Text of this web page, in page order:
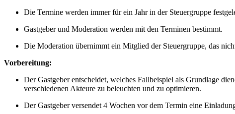
Die Termine werden immer für ein Jahr in der Steuergruppe
Gastgeber und Moderation werden mit den Terminen bestimmt.
Die Moderation übernimmt ein Mitglied der Steuergruppe, das
Vorbereitung:
Der Gastgeber entscheidet, welches Fallbeispiel als Grundlage
verschiedenen Akteure zu beleuchten und zu optimieren.
Der Gastgeber versendet 4 Wochen vor dem Termin eine